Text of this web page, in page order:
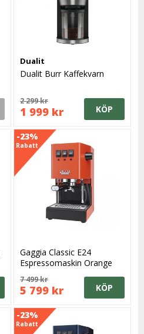
Dualit
Dualit Burr Kaffekvarn
2 299 kr
1 999 kr KÖP
-23%
Rabatt
Gaggia Classic E24
Espressomaskin Orange
7 499 kr
5 799 kr KÖP
-23%
Rabatt